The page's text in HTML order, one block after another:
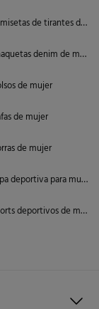
de tirantes de
denim de mujer
de mujer
de mujer
de mujer
deportiva para mujer
deportivos de mujer